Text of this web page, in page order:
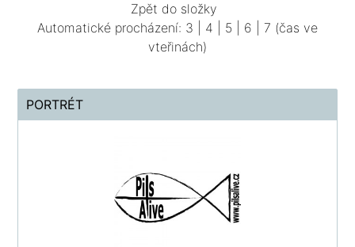
Zpět do složky
Automatické procházení: 3 4 5 6 7 (čas ve
vteřinách)
PORTRÉT